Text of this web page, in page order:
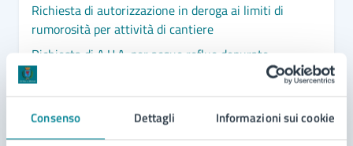
Consenso Dettagli Informazioni sui cookie
Richiesta di autorizzazione in deroga ai limiti di
rumorosità per attività di cantiere
Richiesta di A.U.A. per acque reflue depurate
assimilate o assimilabili alle domestiche che
fognatura
Vedi altri 4